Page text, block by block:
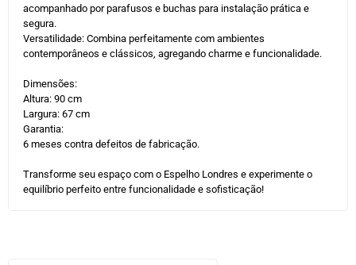
acompanhado por parafusos e buchas para instalação prática e
segura.
Versatilidade: Combina perfeitamente com ambientes
contemporâneos e clássicos, agregando charme e funcionalidade.
Dimensões:
Altura: 90 cm
Largura: 67 cm
Garantia:
6 meses contra defeitos de fabricação.
Transforme seu espaço com o Espelho Londres e experimente o
equilíbrio perfeito entre funcionalidade e sofisticação!